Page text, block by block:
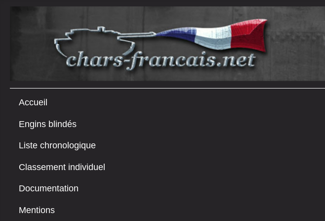
Accueil
Engins blindés
Liste chronologique
Classement individuel
Documentation
Mentions